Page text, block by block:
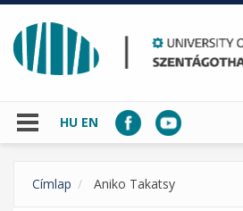
Skip to main content
HU EN
Címlap Aniko Takatsy